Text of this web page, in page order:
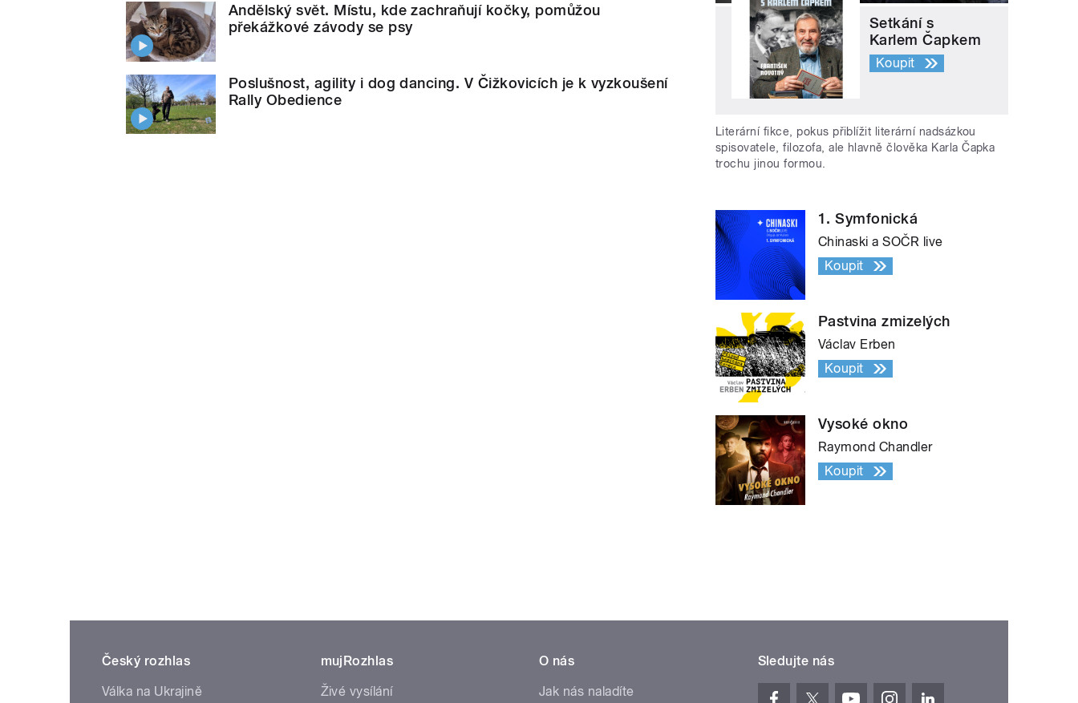
Andělský svět. Místu, kde zachraňují kočky, pomůžou
překážkové závody se psy
Poslušnost, agility i dog dancing. V Čižkovicích je k vyzkoušení
Rally Obedience
Setkání s
Karlem Čapkem
Koupit
Literární fikce, pokus přiblížit literární nadsázkou
spisovatele, filozofa, ale hlavně člověka Karla Čapka
trochu jinou formou.
1. Symfonická
Chinaski a SOČR live
Koupit
Pastvina zmizelých
Václav Erben
Koupit
Vysoké okno
Raymond Chandler
Koupit
Český rozhlas
Válka na Ukrajině
mujRozhlas
Živé vysílání
O nás
Jak nás naladíte
Sledujte nás